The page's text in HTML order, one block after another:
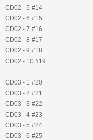
CD02 - 5 #14
CD02 - 6 #15
CD02 - 7 #16
CD02 - 8 #17
CD02 - 9 #18
CD02 - 10 #19
CD03 - 1 #20
CD03 - 2 #21
CD03 - 3 #22
CD03 - 4 #23
CD03 - 5 #24
CD03 - 6 #25